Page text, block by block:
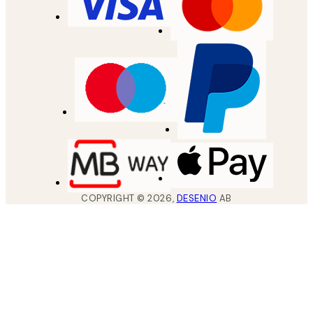
COPYRIGHT ©2026, DESENIO AB